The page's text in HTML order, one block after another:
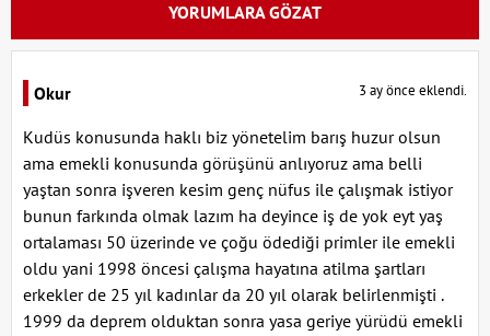
YORUMLARA GÖZAT
Okur 3 ay önce eklendi.
Kudüs konusunda haklı biz yönetelim barış huzur olsun
ama emekli konusunda görüşünü anlıyoruz ama belli
yaştan sonra işveren kesim genç nüfus ile çalışmak istiyor
bunun farkında olmak lazım ha deyince iş de yok eyt yaş
ortalaması 50 üzerinde ve çoğu ödediği primler ile emekli
oldu yani 1998 öncesi çalışma hayatına atilma şartları
erkekler de 25 yıl kadınlar da 20 yıl olarak belirlenmişti .
1999 da deprem olduktan sonra yasa geriye yürüdü emekli